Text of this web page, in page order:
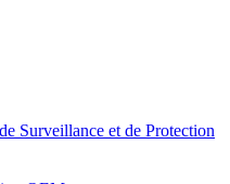
Surveillance et de Protection